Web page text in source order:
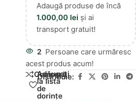
Adaugă produse de încă
1.000,00 lei și ai
transport gratuit!
2 Persoane care urmăresc
acest produs acum!
Compară
Adăugați
la lista
de
dorințe
Distribuie: